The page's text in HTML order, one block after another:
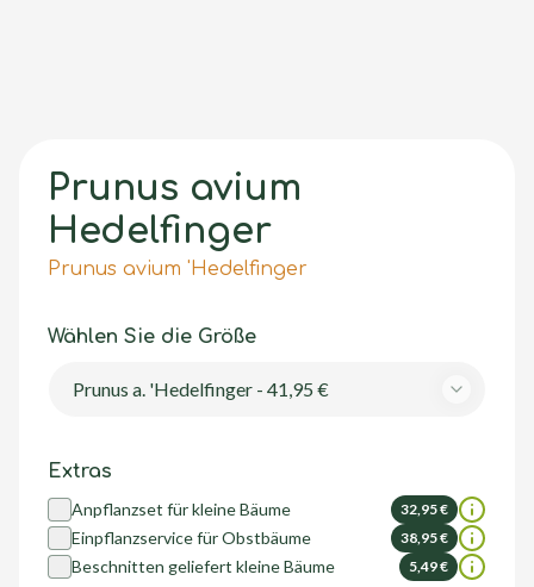
Prunus avium
Hedelfinger
Prunus avium 'Hedelfinger
Wählen Sie die Größe
Prunus a. 'Hedelfinger - 41,95 €
Extras
Anpflanzset für kleine Bäume 32,95 €
Einpflanzservice für Obstbäume 38,95 €
Beschnitten geliefert kleine Bäume 5,49 €